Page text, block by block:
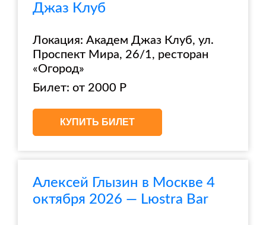
Джаз Клуб
Локация: Академ Джаз Клуб, ул.
Проспект Мира, 26/1, ресторан
«Огород»
Билет: от 2000 Р
КУПИТЬ БИЛЕТ
Алексей Глызин в Москве 4
октября 2026 — Lюstra Bar